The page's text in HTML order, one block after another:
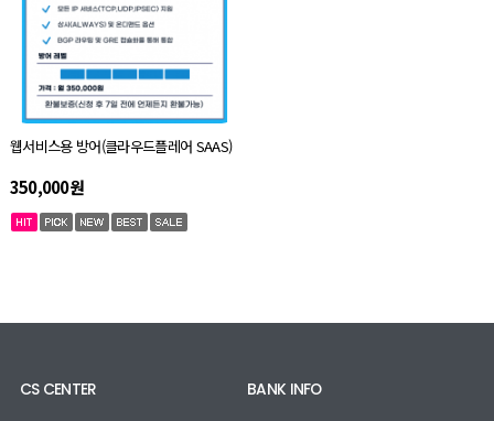
웹서비스용 방어(클라우드플레어 SAAS)
350,000원
CS CENTER BANK INFO